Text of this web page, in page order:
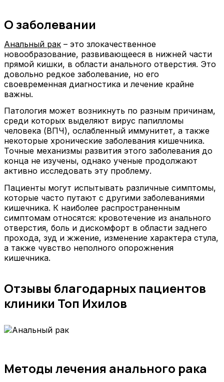
О заболевании
Анальный рак – это злокачественное
новообразование, развивающееся в нижней части
прямой кишки, в области анального отверстия. Это
довольно редкое заболевание, но его
своевременная диагностика и лечение крайне
важны.
Патология может возникнуть по разным причинам,
среди которых выделяют вирус папилломы
человека (ВПЧ), ослабленный иммунитет, а также
некоторые хронические заболевания кишечника.
Точные механизмы развития этого заболевания до
конца не изучены, однако ученые продолжают
активно исследовать эту проблему.
Пациенты могут испытывать различные симптомы,
которые часто путают с другими заболеваниями
кишечника. К наиболее распространенным
симптомам относятся: кровотечение из анального
отверстия, боль и дискомфорт в области заднего
прохода, зуд и жжение, изменение характера стула,
а также чувство неполного опорожнения
кишечника.
Отзывы благодарных пациентов
клиники Топ Ихилов
Методы лечения анального рака